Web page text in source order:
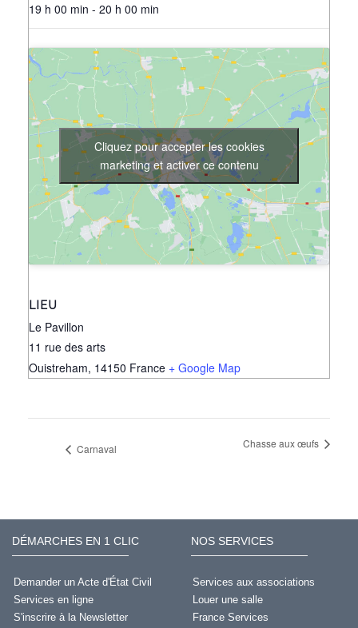
19 h 00 min - 20 h 00 min
LIEU
Le Pavillon
11 rue des arts
Ouistreham, 14150 France + Google Map
Cliquez pour accepter les cookies
marketing et activer ce contenu
Carnaval Chasse aux œufs
DÉMARCHES EN 1 CLIC
Demander un Acte d'État Civil
Services en ligne
S'inscrire à la Newsletter
NOS SERVICES
Services aux associations
Louer une salle
France Services